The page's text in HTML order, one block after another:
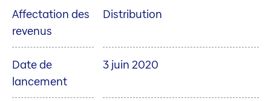
Affectation des
revenus
Distribution
Date de
lancement
3 juin 2020